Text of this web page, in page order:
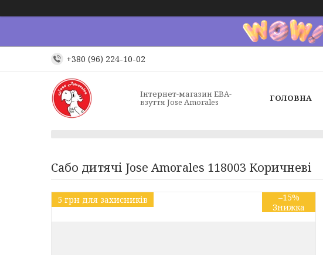
+380 (96) 224-10-02
Інтернет-магазин ЕВА-
взуття Jose Amorales ГОЛОВНА
Сабо дитячі Jose Amorales 118003 Коричневі
5 грн для захисників –15%